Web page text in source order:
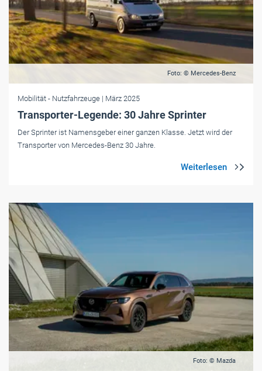
Foto: © Mercedes-Benz
Mobilität - Nutzfahrzeuge | März 2025
Transporter-Legende: 30 Jahre Sprinter
Der Sprinter ist Namensgeber einer ganzen Klasse. Jetzt wird der
Transporter von Mercedes-Benz 30 Jahre.
Foto: © Mazda